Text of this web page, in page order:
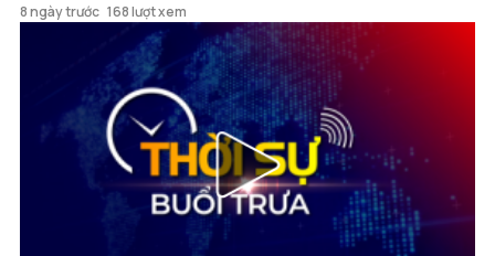
8 ngày trước 168 lượt xem